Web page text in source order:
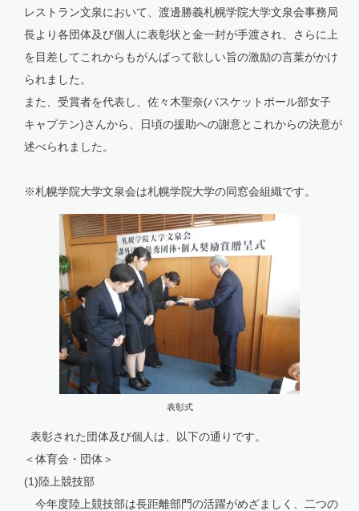
レストラン文泉において、渡邊勝義札幌学院大学文泉会事務局
長より各団体及び個人に表彰状と金一封が手渡され、さらに上
を目差してこれからもがんばって欲しい旨の激励の言葉がかけ
られました。
また、受賞者を代表し、佐々木聖奈(バスケットボール部女子
キャプテン)さんから、日頃の援助への謝意とこれからの決意が
述べられました。
※札幌学院大学文泉会は札幌学院大学の同窓会組織です。
表彰式
表彰された団体及び個人は、以下の通りです。
＜体育会・団体＞
(1)陸上競技部
今年度陸上競技部は長距離部門の活躍がめざましく、二つの